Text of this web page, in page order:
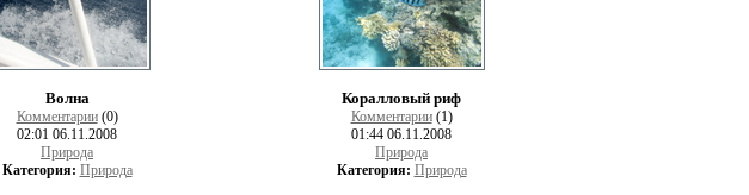
Волна
Комментарии(0)
02:01 06.11.2008
Природа
Категория: Природа
Коралловый риф
Комментарии(1)
01:44 06.11.2008
Природа
Категория: Природа